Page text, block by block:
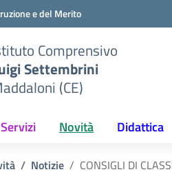
e del Merito
Comprensivo
Settembrini
(CE)
Servizi Novità Didattica
Notizie CONSIGLI DI